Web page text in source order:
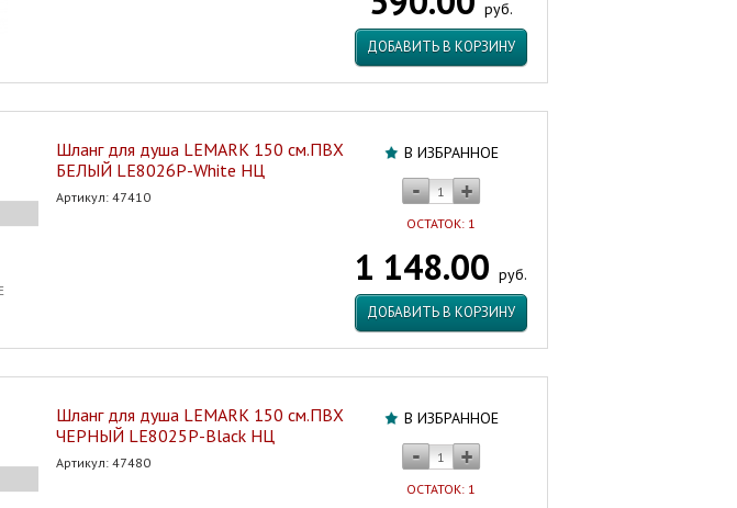
руб.
ДОБАВИТЬ В КОРЗИНУ
В ИЗБРАННОЕ
ОСТАТОК: 1
1 148.00 руб.
ДОБАВИТЬ В КОРЗИНУ
Шланг для душа LEMARK 150 см.ПВХ
БЕЛЫЙ LE8026P-White НЦ
Артикул: 47410
В ИЗБРАННОЕ
ОСТАТОК: 1
Шланг для душа LEMARK 150 см.ПВХ
ЧЕРНЫЙ LE8025P-Black НЦ
Артикул: 47480